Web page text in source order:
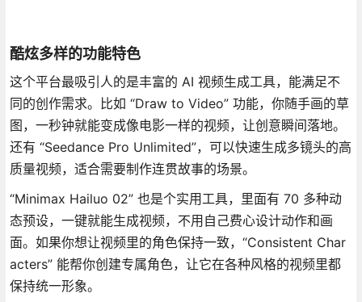
酷炫多样的功能特色
这个平台最吸引人的是丰富的 AI 视频生成工具，能满足不
同的创作需求。比如 “Draw to Video” 功能，你随手画的草
图，一秒钟就能变成像电影一样的视频，让创意瞬间落地。
还有 “Seedance Pro Unlimited”，可以快速生成多镜头的高
质量视频，适合需要制作连贯故事的场景。
“Minimax Hailuo 02” 也是个实用工具，里面有 70 多种动
态预设，一键就能生成视频，不用自己费心设计动作和画
面。如果你想让视频里的角色保持一致，“Consistent Char
acters” 能帮你创建专属角色，让它在各种风格的视频里都
保持统一形象。